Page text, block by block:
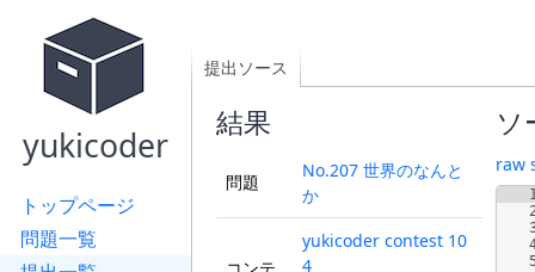
yukicoder
トップページ
問題一覧
提出ソース
結果
問題
No.207 世界のなんと
か
yukicoder contest 10
4
ソ
raw